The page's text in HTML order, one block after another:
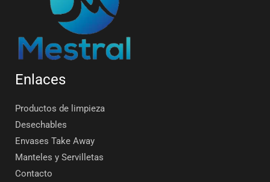
Enlaces
Productos de limpieza
Desechables
Envases Take Away
Manteles y Servilletas
Contacto